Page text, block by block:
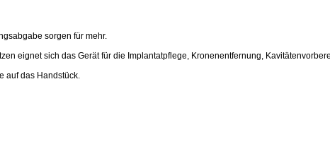
sorgen für mehr.
eignet sich das Gerät für die Implantatpflege, Kronenentfernung,
auf das Handstück.